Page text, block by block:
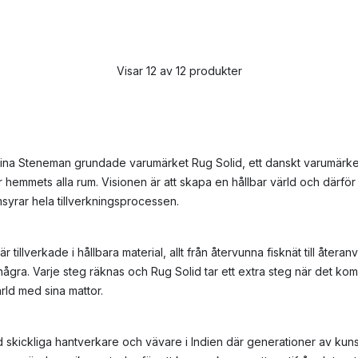
Visar 12 av 12 produkter
Steneman grundade varumärket Rug Solid, ett danskt
alla rum. Visionen är att skapa en hållbar värld och
hela tillverkningsprocessen.
tillverkade i hållbara material, allt från återvunna fisknät till
Varje steg räknas och Rug Solid tar ett extra steg när det
med sina mattor.
skickliga hantverkare och vävare i Indien där generationer av